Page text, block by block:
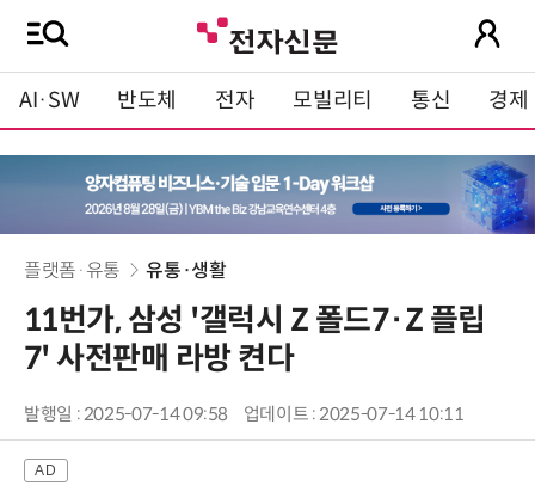
AI·SW 반도체 전자 모빌리티 통신 경제
플랫폼·유통 유통·생활
11번가, 삼성 '갤럭시 Z 폴드7·Z 플립
7' 사전판매 라방 켠다
발행일 : 2025-07-14 09:58 업데이트 : 2025-07-14 10:11